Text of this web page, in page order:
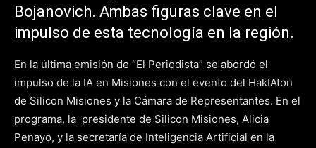
Bojanovich. Ambas figuras clave en el
impulso de esta tecnología en la región.
En la última emisión de “El Periodista” se abordó el
impulso de la IA en Misiones con el evento del HakIAton
de Silicon Misiones y la Cámara de Representantes. En el
programa, la presidente de Silicon Misiones, Alicia
Penayo, y la secretaría de Inteligencia Artificial en la